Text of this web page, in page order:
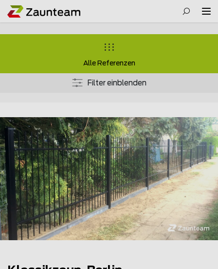
Alle Referenzen
Filter einblenden